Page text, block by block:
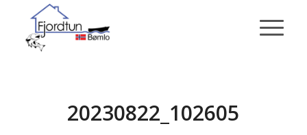
20230822_102605